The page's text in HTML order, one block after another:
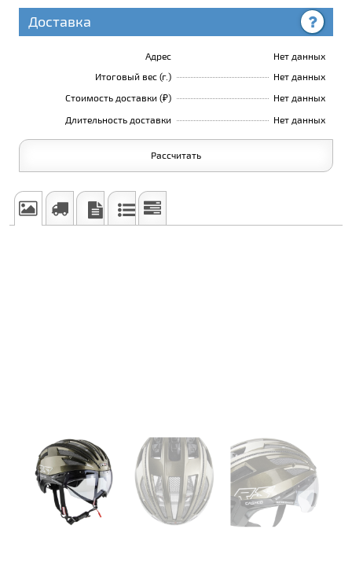
Доставка
Адрес
Нет данных
Итоговый вес (г.)
Нет данных
Стоимость доставки (₽)
Нет данных
Длительность доставки
Нет данных
Рассчитать